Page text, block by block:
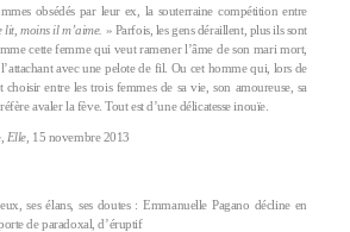
obsédés par leur ex, la souterraine compétition entre
lit, moins il m’aime. » Parfois, les gens déraillent, plus ils sont
cette femme qui veut ramener l’âme de son mari mort,
avec une pelote de fil. Ou cet homme qui, lors de
entre les trois femmes de sa vie, son amoureuse, sa
avaler la fève. Tout est d’une délicatesse inouïe.
Elle, 15 novembre 2013
ses élans, ses doutes : Emmanuelle Pagano décline en
de paradoxal, d’éruptif